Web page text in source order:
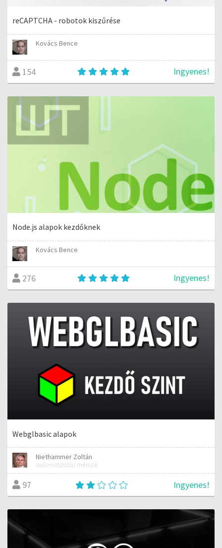
reCAPTCHA - robotok kiszűrése
Kovács Bence
154 Ingyenes!
Node.js alapok kezdőknek
Kovács Bence
276 Ingyenes!
Webglbasic alapok
Niethammer Zoltán
automatizálási mérnök
97 Ingyenes!